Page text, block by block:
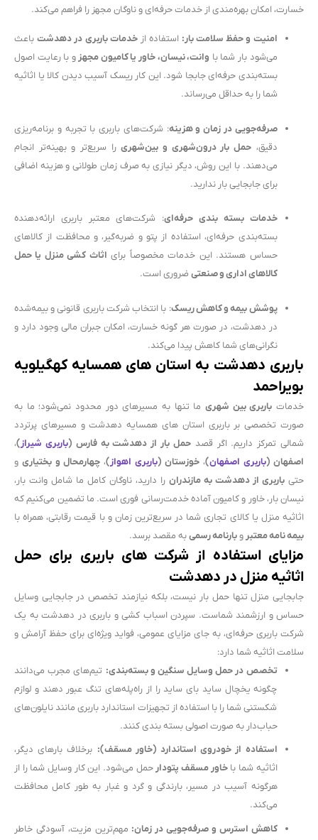
خسارت، امکان بهره‌مندی از خدمات حرفه‌ای و ناوگان مجهز را فراهم می‌کند.
امنیت و حفظ سلامت بار: استفاده ازخدمات باربری در دهدشتباعث
می‌شود بار شما با وانت، نیسان، خاور یا کامیون مجهز و با رعایت اصول
بسته‌بندی حرفه‌ای جابجا شود. این کار ریسک آسیب دیدن کالا یا اثاثیه
شما را به حداقل می‌رساند.
صرفه‌جویی در زمان و هزینه: شرکت‌های باربری با تجربه و برنامه‌ریزی
دقیق،حمل بار درون‌شهری و بین‌شهریرا سریع‌تر و بهینه‌تر انجام
می‌دهند. با این روش، دیگر نیازی به صرف زمان طولانی و هزینه اضافی
برای جابجایی بار ندارید.
خدمات بسته بندی حرفه‌ای: شرکت‌های معتبر باربری ارائه‌دهنده
بسته‌بندی حرفه‌ای، استفاده از پتو و ضربه‌گیر، و محافظت از کالاهای
حساس هستند. این خدمات مخصوصاً برای اثاث کشی منزل یا حمل
کالاهای اداری و صنعتیضروری است.
پوشش بیمه و کاهش ریسک: با انتخاب شرکت باربری قانونی و بیمه‌شده
در دهدشت، در صورت هر گونه خسارت، امکان جبران مالی وجود دارد و
نگرانی‌های شما کاهش پیدا می‌کند.
باربری دهدشت به استان های همسایه کهگیلویه
بویراحمد
خدمات باربری بین شهری ما تنها به مسیرهای دور محدود نمی‌شود؛ ما به
صورت تخصصی بر باربری استان های همسایه دهدشت و مسیرهای پرتردد
شمالی تمرکز داریم. اگر قصدحمل بار از دهدشت به فارس (باربری شیراز)،
اصفهان (باربری اصفهان)، خوزستان (باربری اهواز)، چهارمحال و بختیاریو
حتی باربری از دهدشت به مازندران را دارید، ناوگان کامل ما شامل وانت بار،
نیسان بار، خاور و کامیون آماده خدمت‌رسانی فوری است. ما تضمین می‌کنیم که
اثاثیه منزل یا کالای تجاری شما در سریع‌ترین زمان و با قیمت رقابتی، همراه با
بیمه نامه معتبر وبارنامه رسمیبه مقصد برسد.
مزایای استفاده از شرکت های باربری برای حمل
اثاثیه منزل در دهدشت
جابجایی منزل تنها حمل بار نیست، بلکه نیازمند تخصص در جابجایی وسایل
حساس و ارزشمند شماست. سپردن اسباب کشی و باربری در دهدشت به یک
شرکت باربری حرفه‌ای، به جای مزایای عمومی، فواید ویژه‌ای برای حفظ آرامش و
سلامت اثاثیه شما دارد:
تخصص در حمل وسایل سنگین و بسته‌بندی: تیم‌های مجرب می‌دانند
چگونه یخچال ساید بای ساید را از راه‌پله‌های تنگ عبور دهند و لوازم
شکستنی شما را با استفاده از تجهیزات استاندارد باربری مانند نایلون‌های
حباب‌دار به صورت اصولی بسته بندی کنند.
استفاده از خودروی استاندارد (خاور مسقف): برخلاف بارهای دیگر،
اثاثیه شما باخاور مسقف پتودار حمل می‌شود. این کار وسایل شما را از
هرگونه آسیب در مسیر، بارندگی و گرد و غبار به طور کامل محافظت
می‌کند.
کاهش استرس و صرفه‌جویی در زمان: مهم‌ترین مزیت، آسودگی خاطر